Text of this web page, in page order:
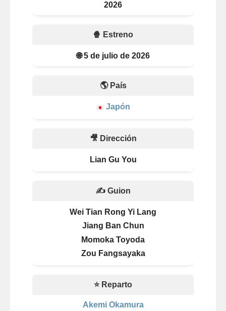
2026
🍿 Estreno
🌐 5 de julio de 2026
🌎 País
Japón
🎥 Dirección
Lian Gu You
✍️ Guion
Wei Tian Rong Yi Lang
Jiang Ban Chun
Momoka Toyoda
Zou Fangsayaka
⭐ Reparto
Akemi Okamura